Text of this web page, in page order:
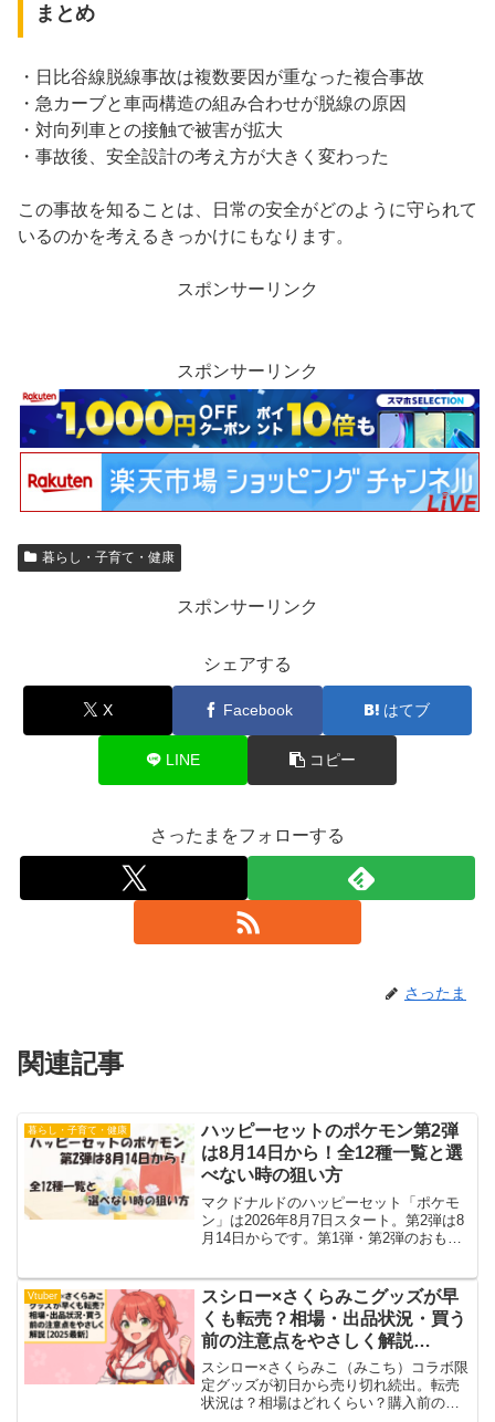
まとめ
・日比谷線脱線事故は複数要因が重なった複合事故
・急カーブと車両構造の組み合わせが脱線の原因
・対向列車との接触で被害が拡大
・事故後、安全設計の考え方が大きく変わった
この事故を知ることは、日常の安全がどのように守られて
いるのかを考えるきっかけにもなります。
スポンサーリンク
スポンサーリンク
暮らし・子育て・健康
スポンサーリンク
シェアする
X Facebook はてブ
LINE コピー
さったまをフォローする
さったま
関連記事
暮らし・子育て・健康
ハッピーセットのポケモン第2弾
は8月14日から！全12種一覧と選
べない時の狙い方
マクドナルドのハッピーセット「ポケモ
ン」は2026年8月7日スタート。第2弾は8
月14日からです。第1弾・第2弾のおもち
は選べるのか、去年あった「ひみつのお
もちゃ」や週末プレゼントはあるのかま
で、公式発表をもとに整理しました。
Vtuber
スシロー×さくらみこグッズが早
くも転売？相場・出品状況・買う
前の注意点をやさしく解説
【2025最新】
スシロー×さくらみこ（みこち）コラボ限
定グッズが初日から売り切れ続出。転売
状況は？相場はどれくらい？購入前の注